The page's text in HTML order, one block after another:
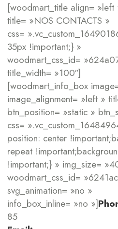
[woodmart_title align=
title= »NOS CONTACTS »
css=
35px !important;} »
woodmart_css_id=
title_width= »100″]
[woodmart_info_box
image_alignment= »left »
btn_position= »static »
css=
position: center
repeat
!important;} » img_size=
woodmart_css_id=
svg_animation= »no »
info_box_inline= »no »]
85